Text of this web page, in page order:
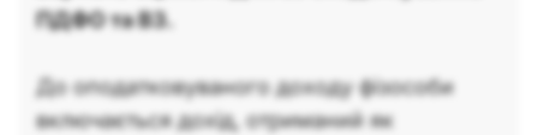
ПДФО та ВЗ.
До оподатковуваного доходу фізособи
включається дохід, отриманий як